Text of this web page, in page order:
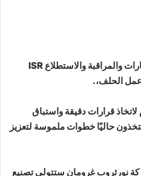
شدد روته على أن قدرات الاستخبارات والمراقبة والاستطلاع ISR
الحلف،.
لاتخاذ قرارات دقيقة واستباق
حاليًا خطوات ملموسة لتعزيز
نورثروب غرومان ستتولى تصنيع